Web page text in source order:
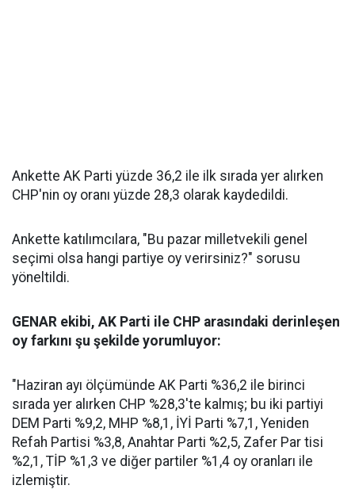
Ankette AK Parti yüzde 36,2 ile ilk sırada yer alırken
CHP'nin oy oranı yüzde 28,3 olarak kaydedildi.
Ankette katılımcılara, "Bu pazar milletvekili genel
seçimi olsa hangi partiye oy verirsiniz?" sorusu
yöneltildi.
GENAR ekibi, AK Parti ile CHP arasındaki derinleşen
oy farkını şu şekilde yorumluyor:
"Haziran ayı ölçümünde AK Parti %36,2 ile birinci
sırada yer alırken CHP %28,3'te kalmış; bu iki partiyi
DEM Parti %9,2, MHP %8,1, İYİ Parti %7,1, Yeniden
Refah Partisi %3,8, Anahtar Parti %2,5, Zafer Par tisi
%2,1, TİP %1,3 ve diğer partiler %1,4 oy oranları ile
izlemiştir.